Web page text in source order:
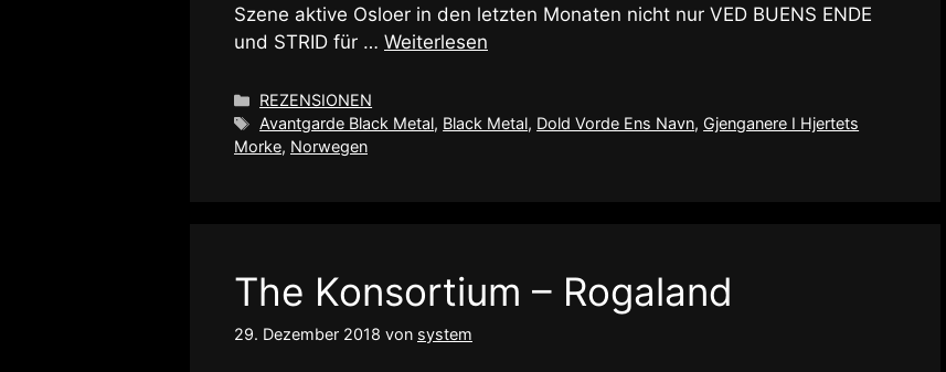
Szene aktive Osloer in den letzten Monaten nicht nur VED BUENS ENDE
und STRID für … Weiterlesen
Kategorien
REZENSIONEN
Schlagwörter
Avantgarde Black Metal, Black Metal, Dold Vorde Ens Navn, Gjenganere I Hjertets
Morke, Norwegen
The Konsortium – Rogaland
29. Dezember 2018 von system